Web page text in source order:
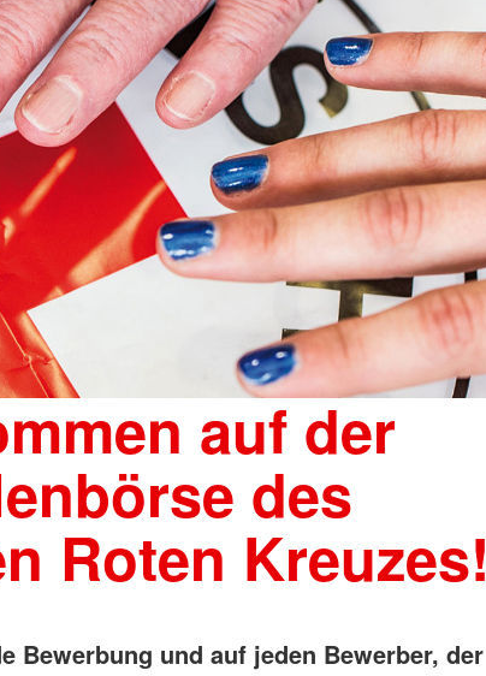
auf der
des
Roten Kreuzes!
Bewerbung und auf jeden Bewerber, der